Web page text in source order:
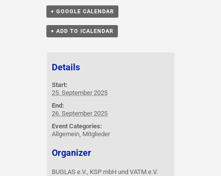
+ GOOGLE CALENDAR
+ ADD TO ICALENDAR
Details
Start:
25. September 2025
End:
26. September 2025
Event Categories:
Allgemein Mitglieder
Organizer
BUGLAS e.V., KSP mbH und VATM e.V.